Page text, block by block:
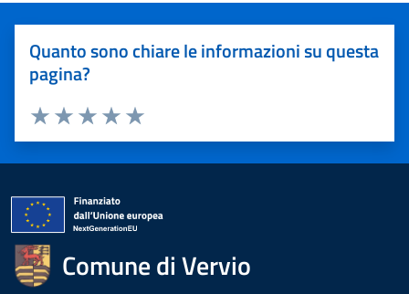
Quanto sono chiare le informazioni su questa
pagina?
Valuta 5 stelle su 5
Valuta 4 stelle su 5
Valuta 3 stelle su 5
Valuta 2 stelle su 5
Valuta 1 stelle su 5
Comune di Vervio